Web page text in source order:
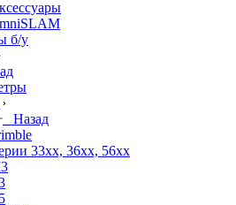
б/у
Назад
33xx, 36xx, 56xx